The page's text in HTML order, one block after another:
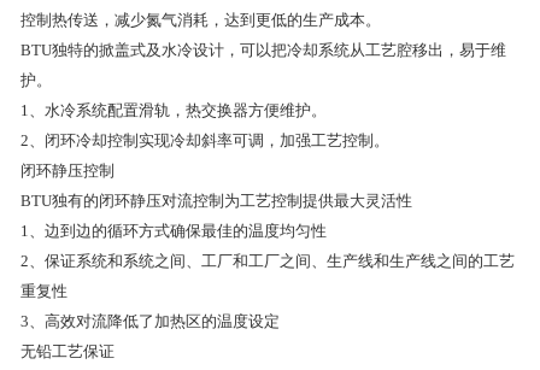
控制热传送，减少氮气消耗，达到更低的生产成本。
BTU独特的掀盖式及水冷设计，可以把冷却系统从工艺腔移出，易于维
护。
1、水冷系统配置滑轨，热交换器方便维护。
2、闭环冷却控制实现冷却斜率可调，加强工艺控制。
闭环静压控制
BTU独有的闭环静压对流控制为工艺控制提供最大灵活性
1、边到边的循环方式确保最佳的温度均匀性
2、保证系统和系统之间、工厂和工厂之间、生产线和生产线之间的工艺
重复性
3、高效对流降低了加热区的温度设定
无铅工艺保证